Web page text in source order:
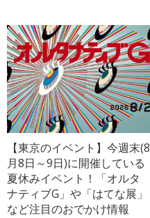
【東京のイベント】今週末(8
月8日～9日)に開催している
夏休みイベント！「オルタ
ナティブG」や「はてな展」
など注目のおでかけ情報